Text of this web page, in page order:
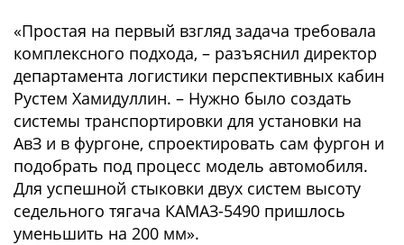
«Простая на первый взгляд задача требовала
комплексного подхода, – разъяснил директор
департамента логистики перспективных кабин
Рустем Хамидуллин. – Нужно было создать
системы транспортировки для установки на
АвЗ и в фургоне, спроектировать сам фургон и
подобрать под процесс модель автомобиля.
Для успешной стыковки двух систем высоту
седельного тягача КАМАЗ-5490 пришлось
уменьшить на 200 мм».